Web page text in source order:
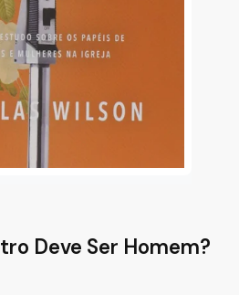
Deve Ser Homem?